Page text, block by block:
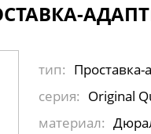
тип:
серия: Original
материал: